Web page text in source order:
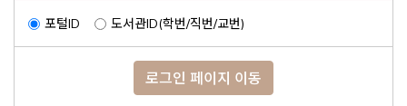
포털ID 도서관ID(학번/직번/교번)
로그인 페이지 이동